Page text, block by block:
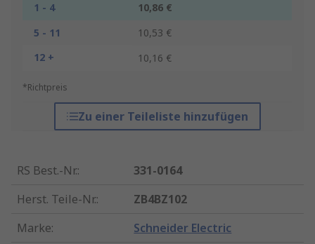
1 - 4
10,86 €
5 - 11
10,53 €
12 +
10,16 €
*Richtpreis
Zu einer Teileliste hinzufügen
RS Best.-Nr.:
331-0164
Herst. Teile-Nr.:
ZB4BZ102
Marke: Schneider Electric